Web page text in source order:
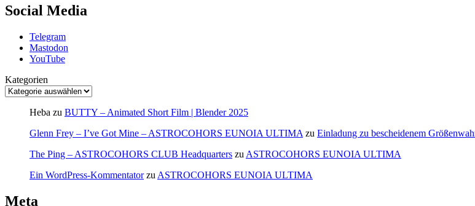
Social Media
Telegram
Mastodon
YouTube
Kategorien
Heba zu BUTTY – Animated Short Film | Blender 2025
Glenn Frey – I’ve Got Mine – ASTROCOHORS EUNOIA ULTIMA zu Einladung zu bescheidenem
The Ping – ASTROCOHORS CLUB Headquarters zu ASTROCOHORS EUNOIA ULTIMA
Ein WordPress-Kommentatorzu ASTROCOHORS EUNOIA ULTIMA
Meta